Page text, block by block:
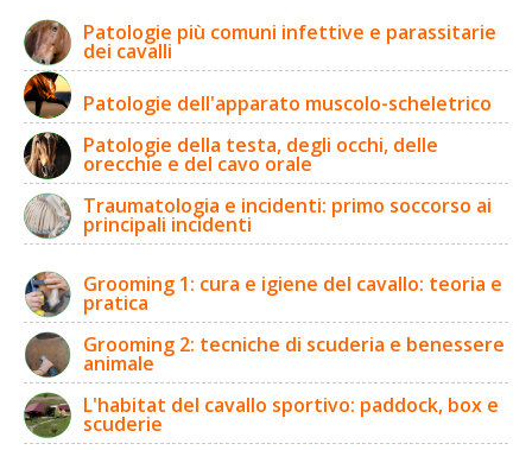
Patologie più comuni infettive e parassitarie
dei cavalli
Patologie dell'apparato muscolo-scheletrico
Patologie della testa, degli occhi, delle
orecchie e del cavo orale
Traumatologia e incidenti: primo soccorso ai
principali incidenti
Grooming 1: cura e igiene del cavallo: teoria e
pratica
Grooming 2: tecniche di scuderia e benessere
animale
L'habitat del cavallo sportivo: paddock, box e
scuderie